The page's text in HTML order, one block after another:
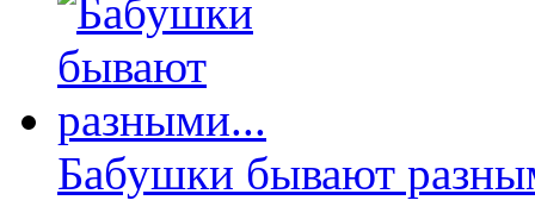
Бабушки бывают